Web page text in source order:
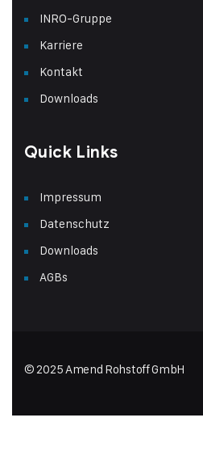
INRO-Gruppe
Karriere
Kontakt
Downloads
Quick Links
Impressum
Datenschutz
Downloads
AGBs
© 2025 Amend Rohstoff GmbH